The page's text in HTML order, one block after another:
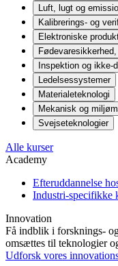
Luft, lugt og
Kalibrerings- og
Elektroniske
Inspektion og ikke-
Ledelsessystemer
Materialeteknologi
Mekanisk og
Svejseteknologier
Alle kurser
Academy
Efteruddannelse
Industri-specifikke
Innovation
Få indblik i forsknings-
omsættes til teknologier
Udforsk vores